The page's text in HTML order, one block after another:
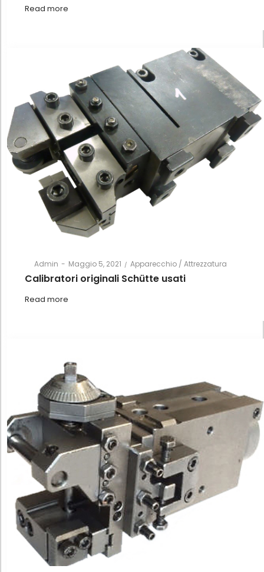
Read more
ByAdmin
Posted
on
Maggio 5, 2021
Posted
in
Apparecchio / Attrezzatura
Calibratori originali Schütte usati
Read more